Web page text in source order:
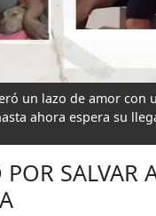
un lazo de amor con
ahora espera su
SALVAR